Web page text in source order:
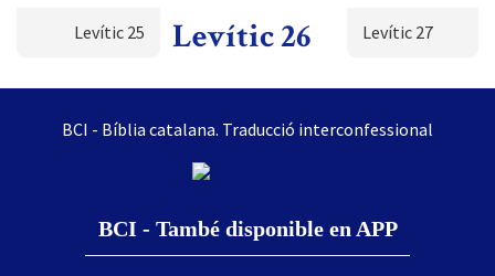
Levític 25 Levític 26 Levític 27
BCI - Bíblia catalana. Traducció interconfessional
BCI - També disponible en APP